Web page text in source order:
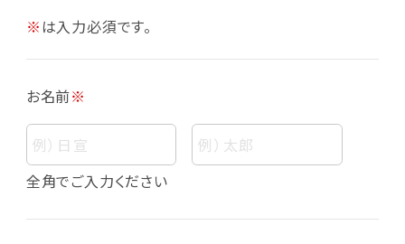
個人情報
個人情報とは、お客様個人に関する情報であっ
て、当該情報を構成する氏名、住所、電話番号、
※は入力必須です。
お名前※
全角でご入力ください